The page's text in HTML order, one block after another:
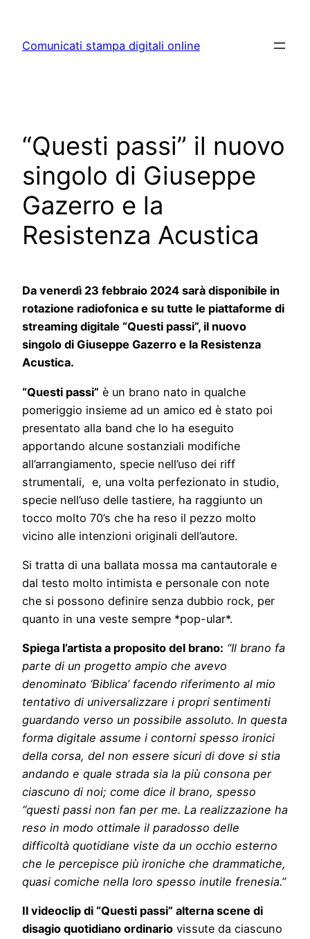
content
Comunicati stampa digitali online
“Questi passi” il nuovo
singolo di Giuseppe
Gazerro e la
Resistenza Acustica
Da venerdì 23 febbraio 2024 sarà disponibile in
rotazione radiofonica e su tutte le piattaforme di
streaming digitale “Questi passi”, il nuovo
singolo di Giuseppe Gazerro e la Resistenza
Acustica.
“Questi passi” è un brano nato in qualche
pomeriggio insieme ad un amico ed è stato poi
presentato alla band che lo ha eseguito
apportando alcune sostanziali modifiche
all’arrangiamento, specie nell’uso dei riff
strumentali, e, una volta perfezionato in studio,
specie nell’uso delle tastiere, ha raggiunto un
tocco molto 70’s che ha reso il pezzo molto
vicino alle intenzioni originali dell’autore.
Si tratta di una ballata mossa ma cantautorale e
dal testo molto intimista e personale con note
che si possono definire senza dubbio rock, per
quanto in una veste sempre *pop-ular*.
Spiega l’artista a proposito del brano: “Il brano fa
parte di un progetto ampio che avevo
denominato ‘Biblica’ facendo riferimento al mio
tentativo di universalizzare i propri sentimenti
guardando verso un possibile assoluto. In questa
forma digitale assume i contorni spesso ironici
della corsa, del non essere sicuri di dove si stia
andando e quale strada sia la più consona per
ciascuno di noi; come dice il brano, spesso
“questi passi non fan per me. La realizzazione ha
reso in modo ottimale il paradosso delle
difficoltà quotidiane viste da un occhio esterno
che le percepisce più ironiche che drammatiche,
quasi comiche nella loro spesso inutile frenesia.”
Il videoclip di “Questi passi” alterna scene di
disagio quotidiano ordinario vissute da ciascuno